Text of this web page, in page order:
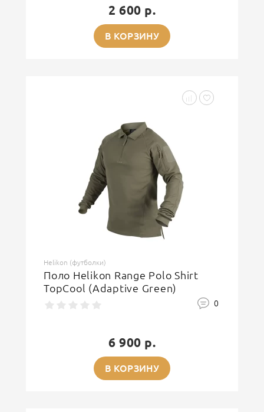
2 600 р.
В КОРЗИНУ
Helikon (футболки)
Поло Helikon Range Polo Shirt
TopCool (Adaptive Green)
0
6 900 р.
В КОРЗИНУ